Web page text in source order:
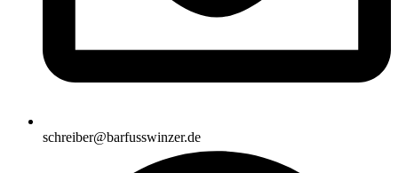
schreiber@barfusswinzer.de